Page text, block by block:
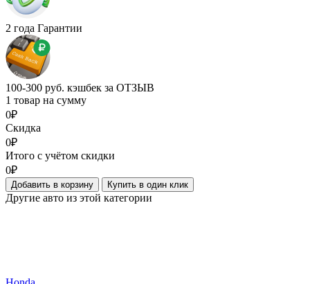
2 года Гарантии
100-300 руб. кэшбек за ОТЗЫВ
1 товар на сумму
0₽
Скидка
0₽
Итого с учётом скидки
0₽
Добавить в корзину Купить в один клик
Другие авто из этой категории